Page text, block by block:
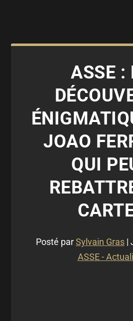
ASSE :
JOAO
QUI
Posté parSylvain Gras |
ASSE -